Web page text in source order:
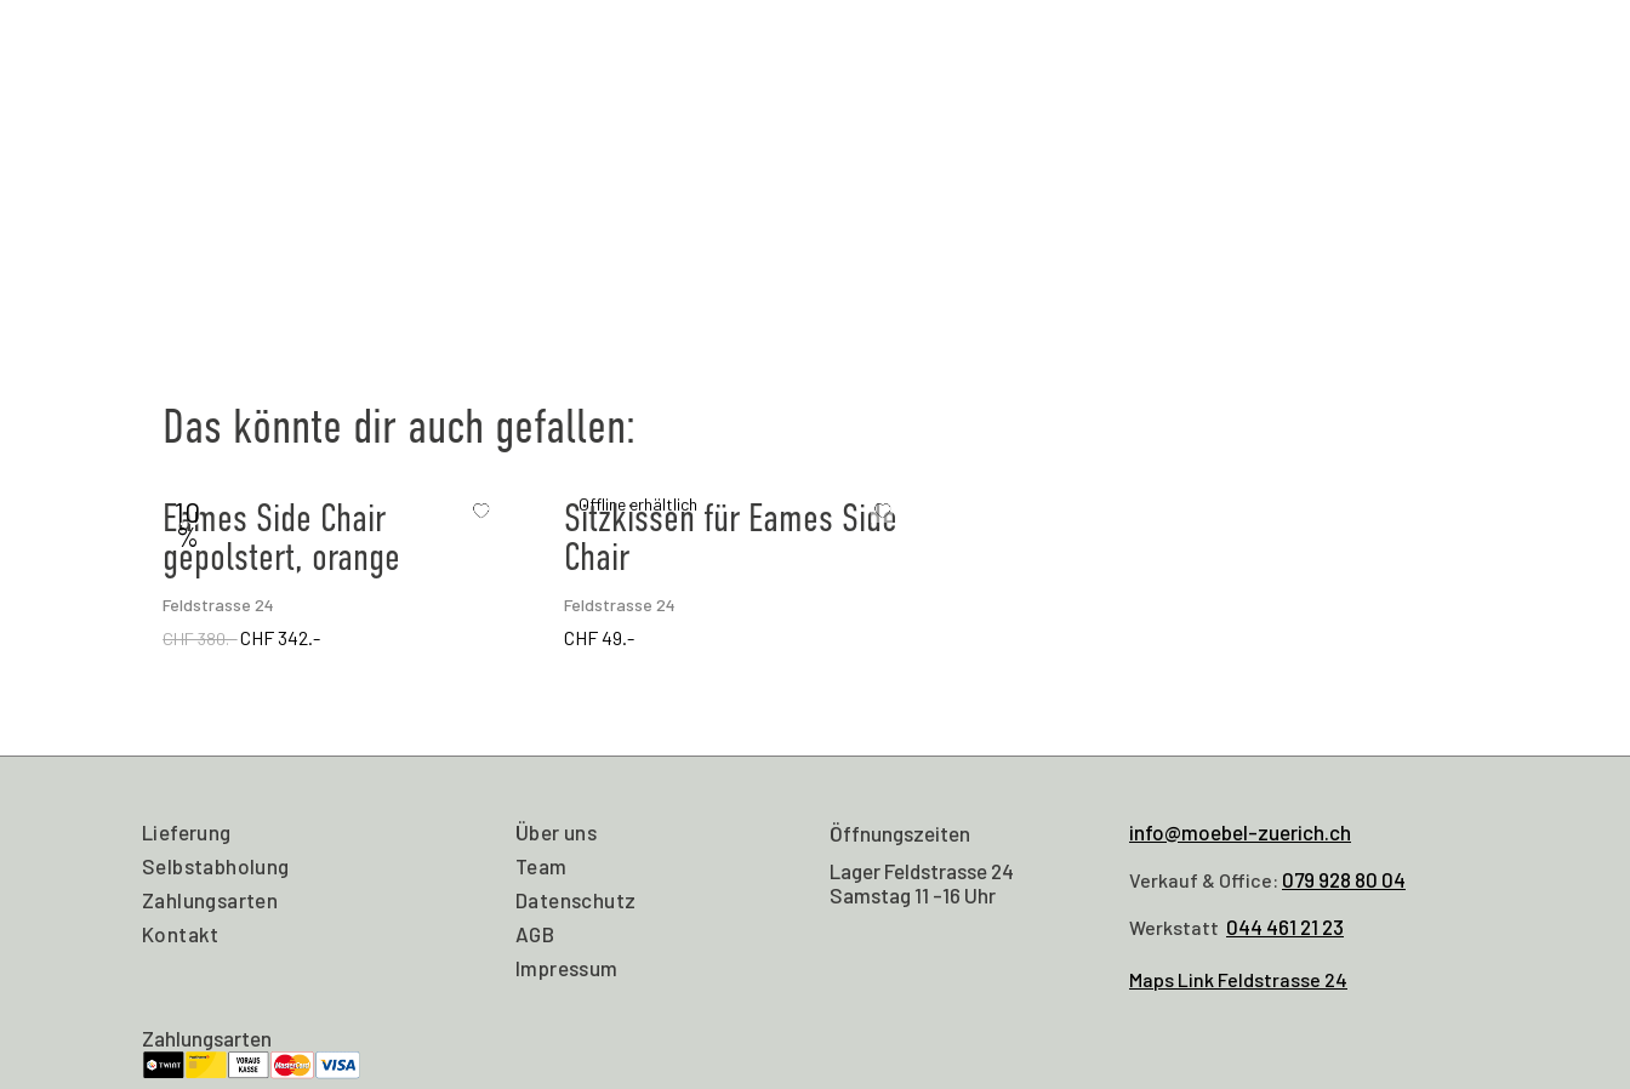
Das könnte dir auch gefallen:
10
%
Eames Side Chair
gepolstert, orange
Feldstrasse 24
CHF 380.-CHF 342.-
Offline erhältlich
Sitzkissen für Eames Side
Chair
Feldstrasse 24
CHF49.-
Lieferung
Selbstabholung
Zahlungsarten
Kontakt
Über uns
Team
Datenschutz
AGB
Impressum
Zahlungsarten
Öffnungszeiten
Lager Feldstrasse 24
Samstag 11 -16 Uhr
info@moebel-zuerich.ch
Verkauf & Office: 079 928 80 04
Werkstatt 044 461 21 23
Maps Link Feldstrasse 24